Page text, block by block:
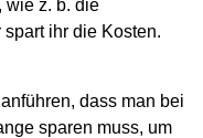
wie z. b. die
ihr die Kosten.
dass man bei
sparen muss, um